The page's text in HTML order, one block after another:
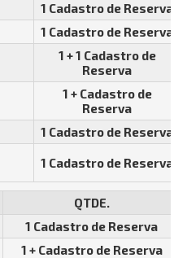
1 Cadastro de Reserva
1 Cadastro de Reserva
1 + 1 Cadastro de
Reserva
1 + Cadastro de
Reserva
1 Cadastro de Reserva
1 Cadastro de Reserva
QTDE.
1 Cadastro de Reserva
1 + Cadastro de Reserva